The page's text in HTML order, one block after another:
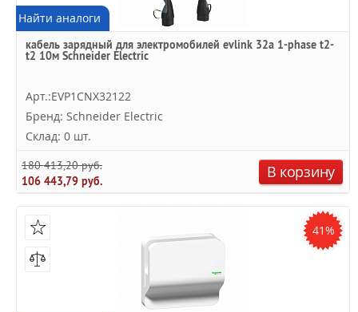
Найти аналоги
кабель зарядный для электромобилей evlink 32a 1-phase t2-
t2 10м Schneider Electric
Арт.:EVP1CNX32122
Бренд: Schneider Electric
Склад: 0 шт.
180 413,20 руб.
106 443,79 руб.
В корзину
41%